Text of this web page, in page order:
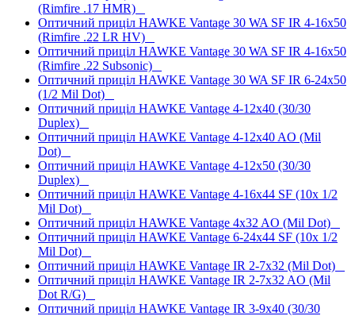
(Rimfire .17 HMR)
Оптичний приціл HAWKE Vantage 30 WA SF IR 4-16x50
(Rimfire .22 LR HV)
Оптичний приціл HAWKE Vantage 30 WA SF IR 4-16x50
(Rimfire .22 Subsonic)
Оптичний приціл HAWKE Vantage 30 WA SF IR 6-24x50
(1/2 Mil Dot)
Оптичний приціл HAWKE Vantage 4-12x40 (30/30
Duplex)
Оптичний приціл HAWKE Vantage 4-12x40 AO (Mil
Dot)
Оптичний приціл HAWKE Vantage 4-12x50 (30/30
Duplex)
Оптичний приціл HAWKE Vantage 4-16x44 SF (10x 1/2
Mil Dot)
Оптичний приціл HAWKE Vantage 4x32 AO (Mil Dot)
Оптичний приціл HAWKE Vantage 6-24x44 SF (10x 1/2
Mil Dot)
Оптичний приціл HAWKE Vantage IR 2-7x32 (Mil Dot)
Оптичний приціл HAWKE Vantage IR 2-7x32 AO (Mil
Dot R/G)
Оптичний приціл HAWKE Vantage IR 3-9x40 (30/30